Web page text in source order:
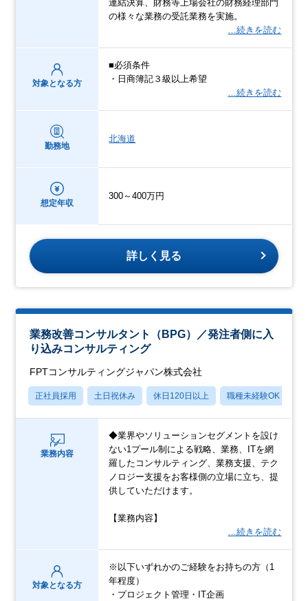
連結決算、財務等上場会社の財務経理部門
の様々な業務の受託業務を実施。
…続きを読む
対象となる方
■必須条件
・日商簿記３級以上希望
…続きを読む
勤務地
北海道
想定年収
300～400万円
詳しく見る
業務改善コンサルタント（BPG）／発注者側に入
り込みコンサルティング
FPTコンサルティングジャパン株式会社
正社員採用 土日祝休み 休日120日以上 職種未経験OK
業務内容
◆業界やソリューションセグメントを設け
ない1プール制による戦略、業務、ITを網
羅したコンサルティング、業務支援、テク
ノロジー支援をお客様側の立場に立ち、提
供していただけます。
【業務内容】
…続きを読む
対象となる方
※以下いずれかのご経験をお持ちの方（1
年程度）
・プロジェクト管理・IT企画